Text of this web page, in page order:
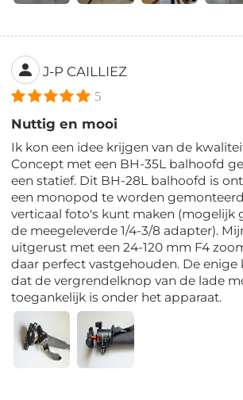
J-P CAILLIEZ
5
Nuttig en mooi
Ik kon een idee krijgen van de
Concept met een BH-35L balhoofd
een statief. Dit BH-28L balhoofd is
een monopod te worden
verticaal foto's kunt maken (mogelijk
de meegeleverde 1/4-3/8 adapter).
uitgerust met een 24-120 mm F4
daar perfect vastgehouden. De enige
dat de vergrendelknop van de lade
toegankelijk is onder het apparaat.